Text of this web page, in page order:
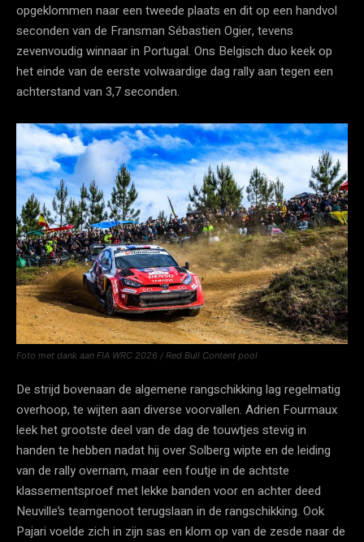
opgeklommen naar een tweede plaats en dit op een handvol
seconden van de Fransman Sébastien Ogier, tevens
zevenvoudig winnaar in Portugal. Ons Belgisch duo keek op
het einde van de eerste volwaardige dag rally aan tegen een
achterstand van 3,7 seconden.
Foto met dank aan FIA WRC 2026 / Red Bull Content pool
De strijd bovenaan de algemene rangschikking lag regelmatig
overhoop, te wijten aan diverse voorvallen. Adrien Fourmaux
leek het grootste deel van de dag de touwtjes stevig in
handen te hebben nadat hij over Solberg wipte en de leiding
van de rally overnam, maar een foutje in de achtste
klassementsproef met lekke banden voor en achter deed
Neuville’s teamgenoot terugslaan in de rangschikking. Ook
Pajari voelde zich in zijn sas en klom op van de zesde naar de